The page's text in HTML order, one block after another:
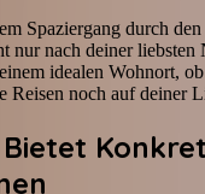
Spaziergang durch
nur nach deiner liebsten
idealen Wohnort,
Reisen noch auf deiner